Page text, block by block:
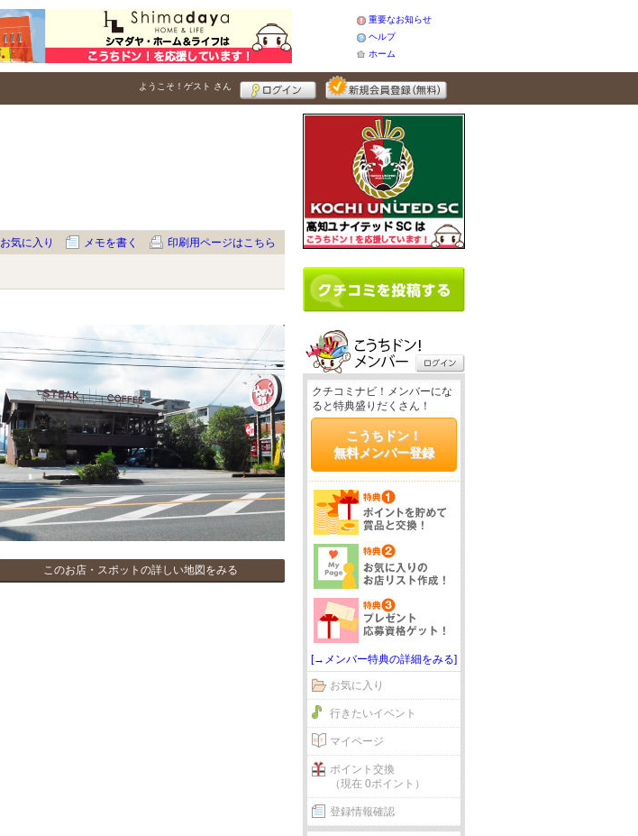
重要なお知らせ
ヘルプ
ホーム
ようこそ！ ゲスト さん
お気に入り メモを書く 印刷用ページはこちら
このお店・スポットの詳しい地図をみる
クチコミナビ！メンバーにな
ると特典盛りだくさん！
こうちドン！
無料メンバー登録
[→メンバー特典の詳細をみる]
お気に入り
行きたいイベント
マイページ
ポイント交換
（現在 0ポイント）
登録情報確認